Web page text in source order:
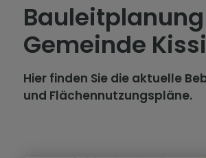
Ortsgeschichte
Gemeinde
Hier finden Sie die aktuelle
und Flächennutzungspläne.